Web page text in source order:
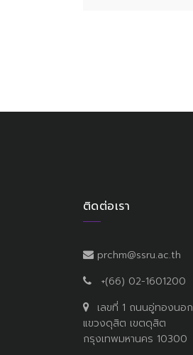
ติดต่อเรา
prchm@ssru.ac.th
+(66) 02-1601200
เลขที่ 1 ถนนอู่ทองนอก
แขวงดุสิต เขตดุสิต
กรุงเทพมหานคร 10300